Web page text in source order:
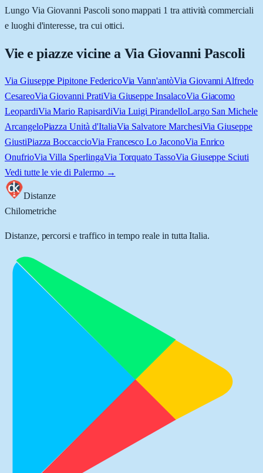
Lungo Via Giovanni Pascoli sono mappati 1 tra attività commerciali
e luoghi d'interesse, tra cui ottici.
Vie e piazze vicine a Via Giovanni Pascoli
Via Giuseppe Pipitone FedericoVia Vann'antòVia Giovanni Alfredo
CesareoVia Giovanni PratiVia Giuseppe InsalacoVia Giacomo
LeopardiVia Mario RapisardiVia Luigi PirandelloLargo San Michele
ArcangeloPiazza Unità d'ItaliaVia Salvatore MarchesiVia Giuseppe
GiustiPiazza BoccaccioVia Francesco Lo JaconoVia Enrico
OnufrioVia Villa SperlingaVia Torquato TassoVia Giuseppe Sciuti
Vedi tutte le vie di Palermo→
Distanze
Chilometriche
Distanze, percorsi e traffico in tempo reale in tutta Italia.